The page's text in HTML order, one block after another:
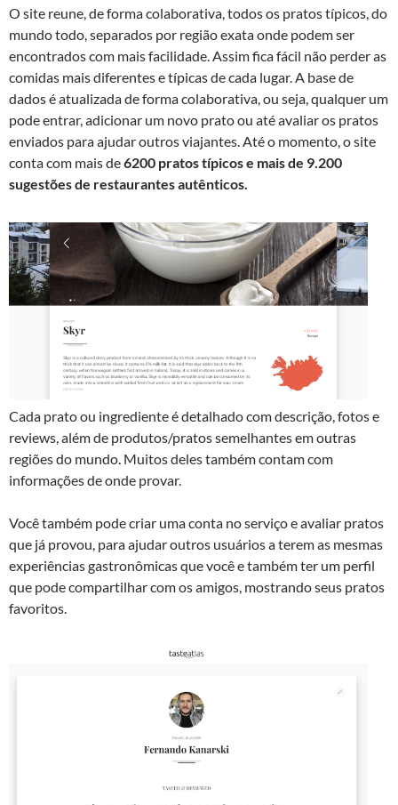
O site reune, de forma colaborativa, todos os pratos típicos, do
mundo todo, separados por região exata onde podem ser
encontrados com mais facilidade. Assim fica fácil não perder as
comidas mais diferentes e típicas de cada lugar. A base de
dados é atualizada de forma colaborativa, ou seja, qualquer um
pode entrar, adicionar um novo prato ou até avaliar os pratos
enviados para ajudar outros viajantes. Até o momento, o site
conta com mais de6200 pratos típicos e mais de 9.200
sugestões de restaurantes autênticos.
Cada prato ou ingrediente é detalhado com descrição, fotos e
reviews, além de produtos/pratos semelhantes em outras
regiões do mundo. Muitos deles também contam com
informações de onde provar.
Você também pode criar uma conta no serviço e avaliar pratos
que já provou, para ajudar outros usuários a terem as mesmas
experiências gastronômicas que você e também ter um perfil
que pode compartilhar com os amigos, mostrando seus pratos
favoritos.